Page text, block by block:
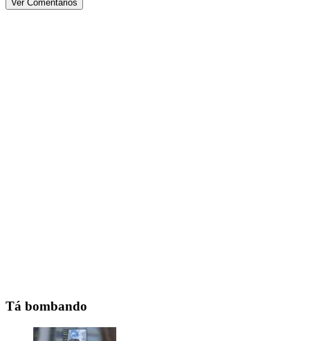
Ver Comentários
Tá bombando